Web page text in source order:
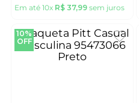
Em até 10x R$ 37,99 sem juros
10%
OFF